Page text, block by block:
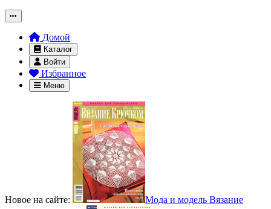
Домой
Каталог
Войти
Избранное
Меню
Новое на сайте: Мода и модель Вязание